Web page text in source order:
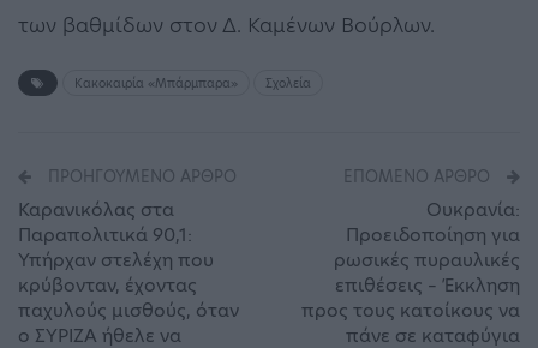
των βαθμίδων στον Δ. Καμένων Βούρλων.
Κακοκαιρία «Μπάρμπαρα» Σχολεία
ΠΡΟΗΓΟΎΜΕΝΟ ΆΡΘΡΟ
Καρανικόλας στα
Παραπολιτικά 90,1:
Υπήρχαν στελέχη που
κρύβονταν, έχοντας
παχυλούς μισθούς, όταν
ο ΣΥΡΙΖΑ ήθελε να
ΕΠΌΜΕΝΟ ΆΡΘΡΟ
Ουκρανία:
Προειδοποίηση για
ρωσικές πυραυλικές
επιθέσεις – Έκκληση
προς τους κατοίκους να
πάνε σε καταφύγια